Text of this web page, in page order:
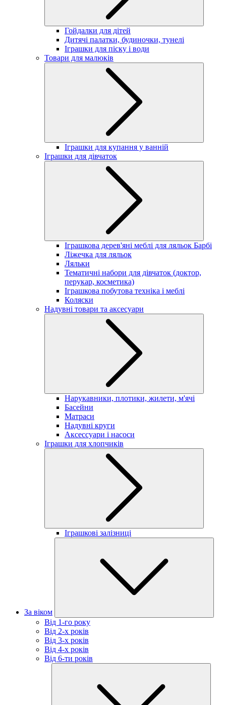
Гойдалки для дітей
Дитячі палатки, будиночки, тунелі
Іграшки для піску і води
Товари для малюків
Іграшки для купання у ванній
Іграшки для дівчаток
Іграшкова дерев'яні меблі для ляльок Барбі
Ліжечка для ляльок
Ляльки
Тематичні набори для дівчаток (доктор,
перукар, косметика)
Іграшкова побутова техніка і меблі
Коляски
Надувні товари та аксесуари
Нарукавники, плотики, жилети, м'ячі
Басейни
Матраси
Надувні круги
Аксессуари і насоси
Іграшки для хлопчиків
Іграшкові залізниці
За віком
Від 1-го року
Від 2-х років
Від 3-х років
Від 4-х років
Від 6-ти років